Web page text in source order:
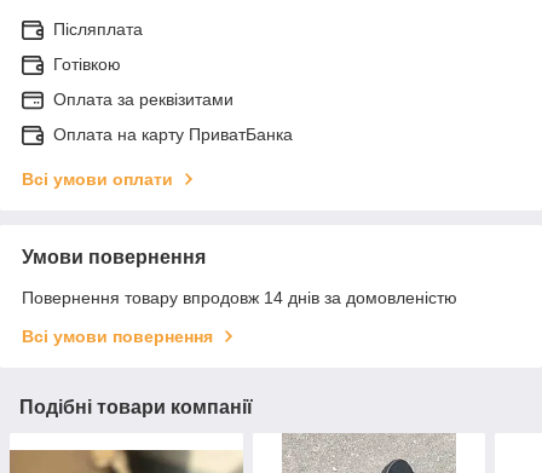
Післяплата
Готівкою
Оплата за реквізитами
Оплата на карту ПриватБанка
Всі умови оплати
Умови повернення
Повернення товару впродовж 14 днів за домовленістю
Всі умови повернення
Подібні товари компанії